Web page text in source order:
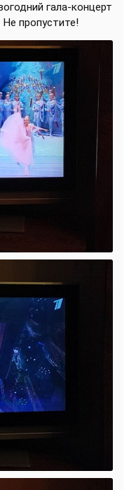
гала-концерт
пропустите!